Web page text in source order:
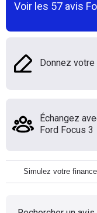
Voir les 57 avis
Donnez votre
Échangez
Ford Focus 3
Simulez votre